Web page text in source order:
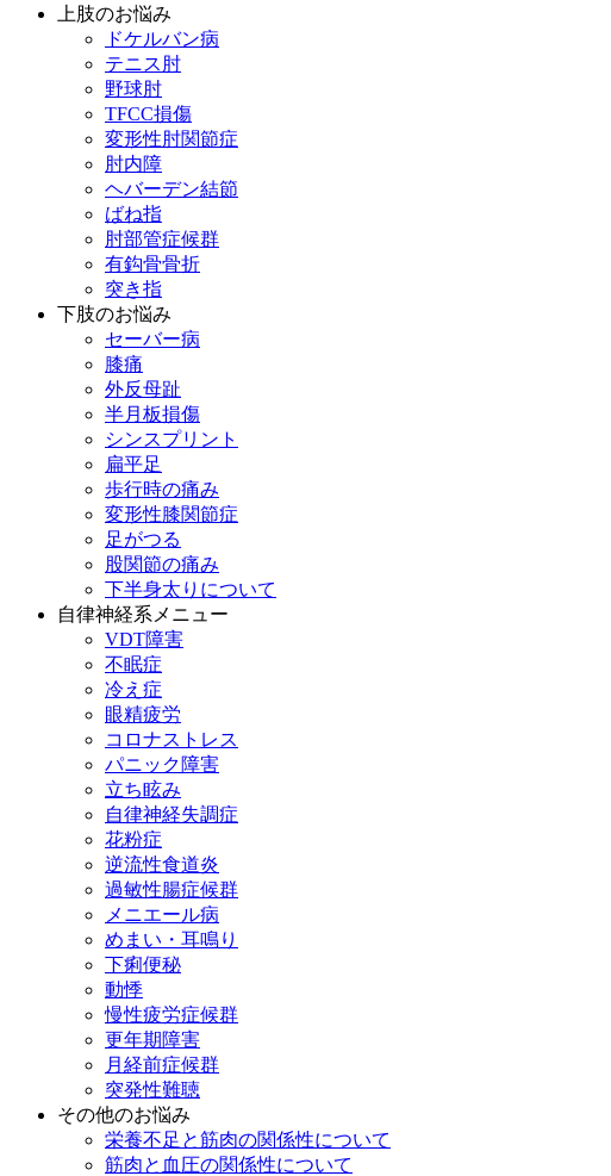
上肢のお悩み
ドケルバン病
テニス肘
野球肘
TFCC損傷
変形性肘関節症
肘内障
ヘバーデン結節
ばね指
肘部管症候群
有鈎骨骨折
突き指
下肢のお悩み
セーバー病
膝痛
外反母趾
半月板損傷
シンスプリント
扁平足
歩行時の痛み
変形性膝関節症
足がつる
股関節の痛み
下半身太りについて
自律神経系メニュー
VDT障害
不眠症
冷え症
眼精疲労
コロナストレス
パニック障害
立ち眩み
自律神経失調症
花粉症
逆流性食道炎
過敏性腸症候群
メニエール病
めまい・耳鳴り
下痢便秘
動悸
慢性疲労症候群
更年期障害
月経前症候群
突発性難聴
その他のお悩み
栄養不足と筋肉の関係性について
筋肉と血圧の関係性について